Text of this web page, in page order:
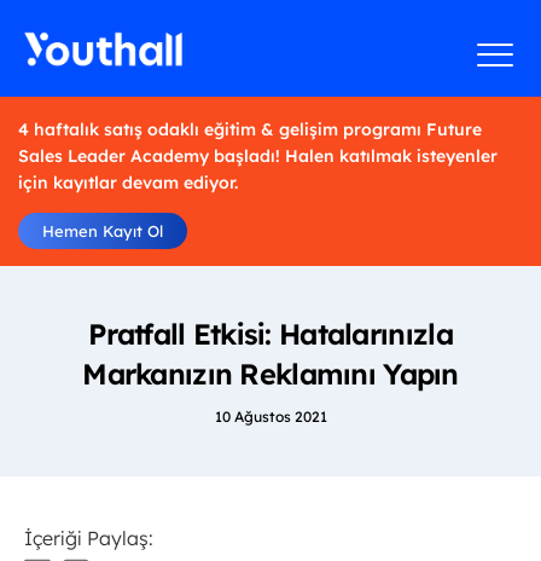
4 haftalık satış odaklı eğitim & gelişim programı Future
Sales Leader Academy başladı! Halen katılmak isteyenler
için kayıtlar devam ediyor.
Hemen Kayıt Ol
Pratfall Etkisi: Hatalarınızla
Markanızın Reklamını Yapın
10 Ağustos 2021
İçeriği Paylaş: